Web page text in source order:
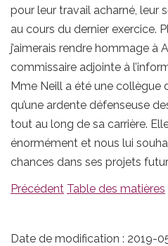
pour leur travail acharné, leur
au cours du dernier exercice.
j’aimerais rendre hommage à
commissaire adjointe à
Mme Neill a été une collègue
qu’une ardente défenseuse
tout au long de sa carrière.
énormément et nous lui
chances dans ses projets
Précédent Table des matières
Date de modification : 2019-